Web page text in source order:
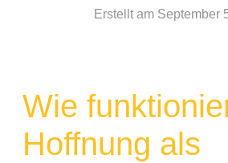
Erstellt am September
Wie
Hoffnung als